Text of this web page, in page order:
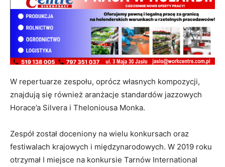
W repertuarze zespołu, oprócz własnych kompozycji,
znajdują się również aranżacje standardów jazzowych
Horace’a Silvera i Theloniousa Monka.
Zespół został doceniony na wielu konkursach oraz
festiwalach krajowych i międzynarodowych. W 2019 roku
otrzymał I miejsce na konkursie Tarnów International